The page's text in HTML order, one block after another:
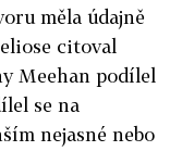
měla údajně
citoval
Meehan podílel
se na
nejasné nebo